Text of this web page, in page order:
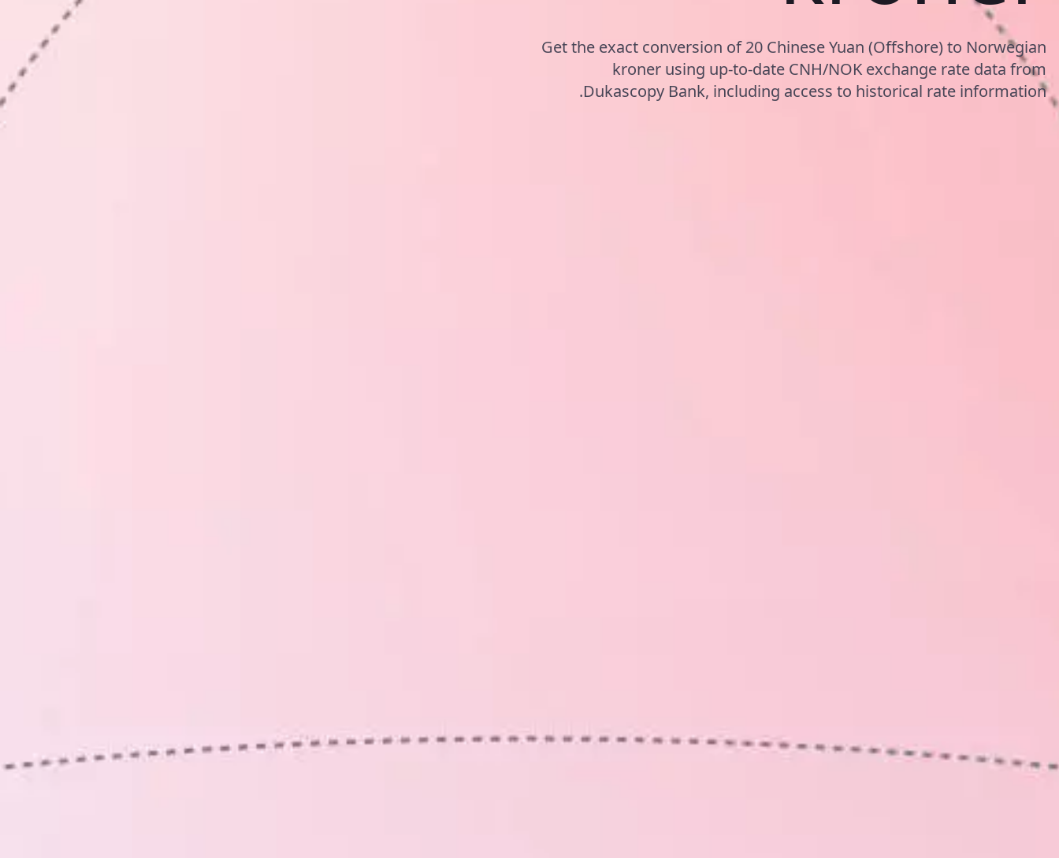
Get the exact conversion of 20 Chinese Yuan (Offshore) to Norwegian
kroner using up-to-date CNH/NOK exchange rate data from
Dukascopy Bank, including access to historical rate information.